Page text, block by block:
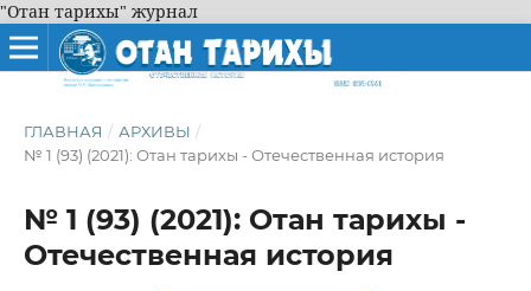
"Отан тарихы" журнал
ГЛАВНАЯ / АРХИВЫ /
№ 1 (93) (2021): Отан тарихы - Отечественная история
№ 1 (93) (2021): Отан тарихы -
Отечественная история